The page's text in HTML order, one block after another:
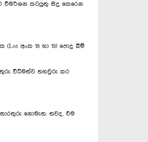
කටයුතු සිදු කෙරෙන
අංක 18 හා 19) පොදු බිම්
විධිමත්ව තහවුරු කර
නොමැත. තවද, එම